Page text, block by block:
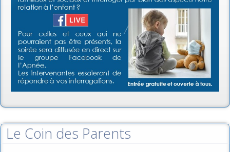
Le Coin des Parents